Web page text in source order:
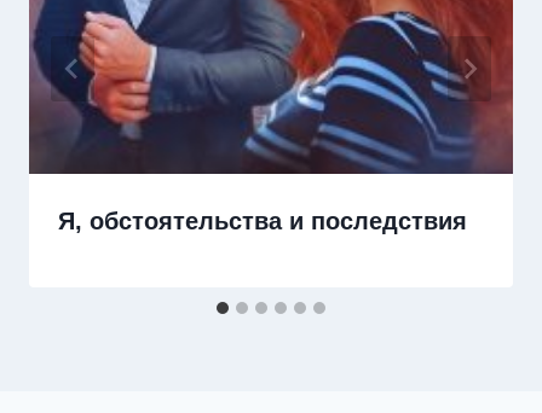
Я, обстоятельства и последствия